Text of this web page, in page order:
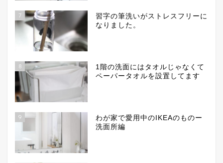
7
習字の筆洗いがストレスフリーに
なりました。
8
1階の洗面にはタオルじゃなくて
ペーパータオルを設置してます
9
わが家で愛用中のIKEAのものー
洗面所編